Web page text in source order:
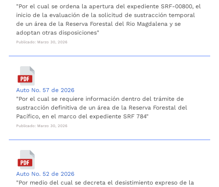
"Por el cual se ordena la apertura del expediente SRF-00800, el
inicio de la evaluación de la solicitud de sustracción temporal
de un área de la Reserva Forestal del Rio Magdalena y se
adoptan otras disposiciones"
Publicado: Marzo 30, 2026
Auto No. 57 de 2026
"Por el cual se requiere información dentro del trámite de
sustracción definitiva de un área de la Reserva Forestal del
Pacífico, en el marco del expediente SRF 784"
Publicado: Marzo 30, 2026
Auto No. 52 de 2026
"Por medio del cual se decreta el desistimiento expreso de la